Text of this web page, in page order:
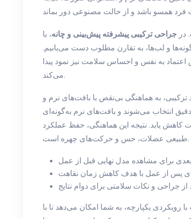
در جراحی ترکیبی پیشرفته پیش‌بینی و چانه، با
و لب‌ها، به تقارن مطلوب دست می‌یابیم.
به نفس و احساس سلامت نیز نمود پیدا
می‌کند.
ترکیبی، به هماهنگی بی‌نقص با بافت‌های نرم و
دقیق انتخاب می‌شوند و بافت‌های نرم به‌گونه‌ای
یابد. نتیجه این هماهنگی، حفظ عملکرد
طبیعی عضلات، حس و حرکت‌های چهره است.
با رویکردی یکپارچه، به شما امکان می‌دهد تا با